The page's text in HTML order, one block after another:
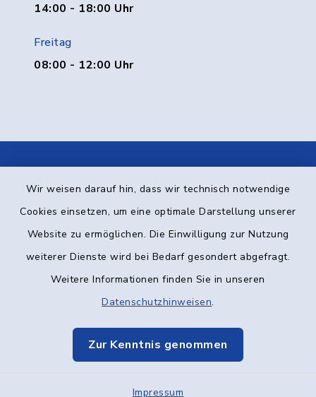
Wir weisen darauf hin, dass wir technisch notwendige
Cookies einsetzen, um eine optimale Darstellung unserer
Website zu ermöglichen. Die Einwilligung zur Nutzung
weiterer Dienste wird bei Bedarf gesondert abgefragt.
Weitere Informationen finden Sie in unseren
Datenschutzhinweisen.
Zur Kenntnis genommen
Impressum
14:00 - 18:00 Uhr
Freitag
08:00 - 12:00 Uhr
Kontakt
Barrierefreiheit
Datenschutz
Elektronische Kommunikation
Sitemap